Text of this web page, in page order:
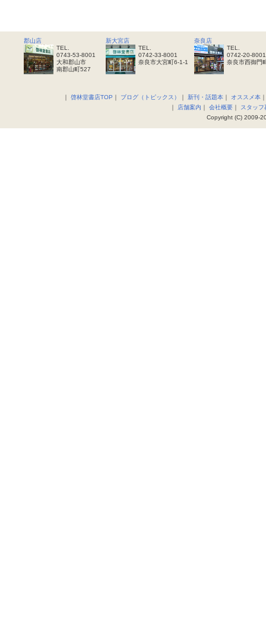
郡山店
TEL.
0743-53-8001
大和郡山市
南郡山町527
新大宮店
TEL.
0742-33-8001
奈良市大宮町6-1-1
奈良店
TEL.
0742-20-8001
奈良市西御門
｜ 啓林堂書店TOP ｜ ブログ（トピックス） ｜ 新刊・話題本 ｜ オススメ本
｜ 店舗案内 ｜ 会社概要 ｜ スタッフ
Copyright (C) 2009-